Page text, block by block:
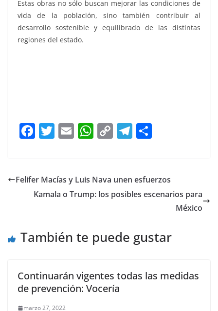
Estas obras no sólo buscan mejorar las condiciones de
vida de la población, sino también contribuir al
desarrollo sostenible y equilibrado de las distintas
regiones del estado.
F
e
b
k
T
er
E
l
W
s
A
C
y
Li
T
gr
a
e
Felifer Macías y Luis Nava unen esfuerzos
Kamala o Trump: los posibles escenarios para
México
También te puede gustar
Continuarán vigentes todas las medidas
de prevención: Vocería
marzo 27, 2022